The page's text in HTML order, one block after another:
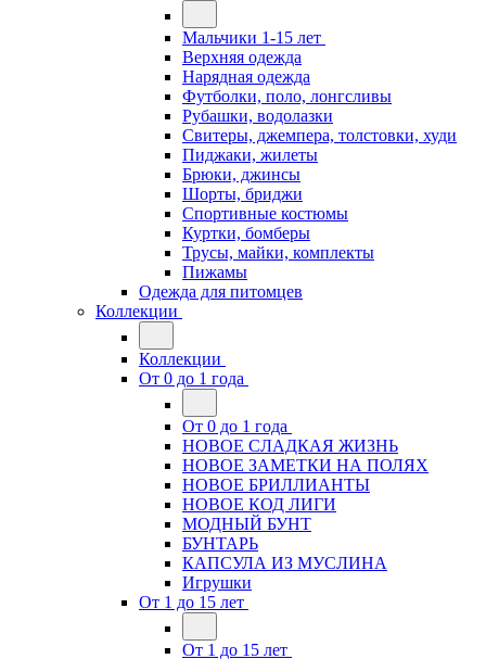
Мальчики 1-15 лет
Верхняя одежда
Нарядная одежда
Футболки, поло, лонгсливы
Рубашки, водолазки
Свитеры, джемпера, толстовки, худи
Пиджаки, жилеты
Брюки, джинсы
Шорты, бриджи
Спортивные костюмы
Куртки, бомберы
Трусы, майки, комплекты
Пижамы
Одежда для питомцев
Коллекции
Коллекции
От 0 до 1 года
От 0 до 1 года
НОВОЕ СЛАДКАЯ ЖИЗНЬ
НОВОЕ ЗАМЕТКИ НА ПОЛЯХ
НОВОЕ БРИЛЛИАНТЫ
НОВОЕ КОД ЛИГИ
МОДНЫЙ БУНТ
БУНТАРЬ
КАПСУЛА ИЗ МУСЛИНА
Игрушки
От 1 до 15 лет
От 1 до 15 лет